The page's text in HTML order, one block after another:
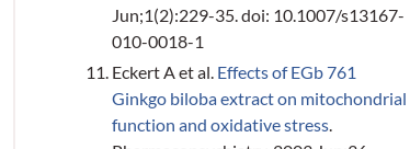
Jun;1(2):229-35. doi: 10.1007/s13167-
010-0018-1
Eckert A et al. Effects of EGb 761
Ginkgo biloba extract on mitochondrial
function and oxidative stress.